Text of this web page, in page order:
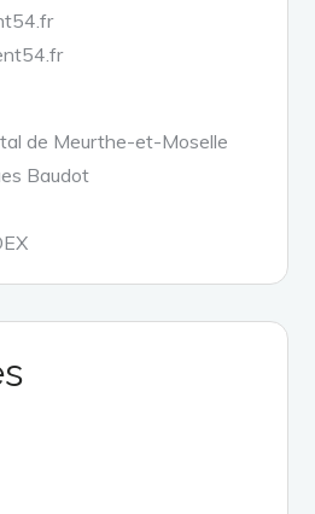
de Meurthe-et-Moselle
Baudot